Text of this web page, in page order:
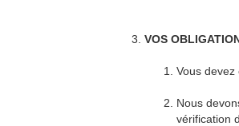
VOS
Vous devez
Nous
vérification